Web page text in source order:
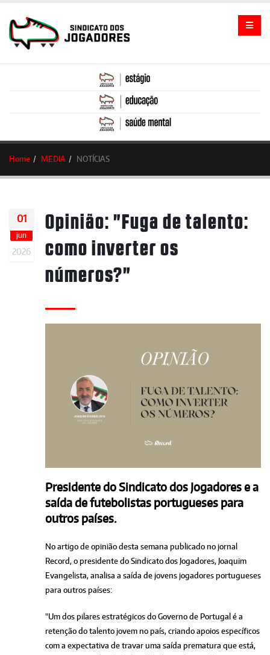
Home MEDIA NOTÍCIAS
01
jun
2026
Opinião: "Fuga de talento:
como inverter os
números?"
Presidente do Sindicato dos Jogadores e a
saída de futebolistas portugueses para
outros países.
No artigo de opinião desta semana publicado no jornal
Record, o presidente do Sindicato dos Jogadores, Joaquim
Evangelista, analisa a saída de jovens jogadores portugueses
para outros países:
"Um dos pilares estratégicos do Governo de Portugal é a
retenção do talento jovem no país, criando apoios específicos
com a expectativa de travar uma saída prematura que está,